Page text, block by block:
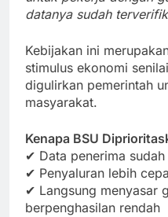
datanya sudah
Kebijakan ini
stimulus ekonomi
digulirkan pemerintah
masyarakat.
Kenapa BSU
✔ Data penerima
✔ Penyaluran lebih
✔ Langsung menyasar
berpenghasilan rendah